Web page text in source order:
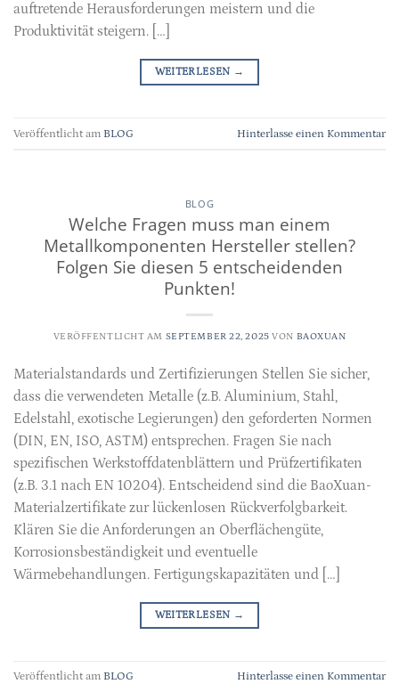
auftretende Herausforderungen meistern und die
Produktivität steigern. […]
WEITERLESEN →
Veröffentlicht am BLOG Hinterlasse einen Kommentar
BLOG
Welche Fragen muss man einem
Metallkomponenten Hersteller stellen?
Folgen Sie diesen 5 entscheidenden
Punkten!
VERÖFFENTLICHT AM SEPTEMBER 22, 2025 VON BAOXUAN
Materialstandards und Zertifizierungen Stellen Sie sicher,
dass die verwendeten Metalle (z.B. Aluminium, Stahl,
Edelstahl, exotische Legierungen) den geforderten Normen
(DIN, EN, ISO, ASTM) entsprechen. Fragen Sie nach
spezifischen Werkstoffdatenblättern und Prüfzertifikaten
(z.B. 3.1 nach EN 10204). Entscheidend sind die BaoXuan-
Materialzertifikate zur lückenlosen Rückverfolgbarkeit.
Klären Sie die Anforderungen an Oberflächengüte,
Korrosionsbeständigkeit und eventuelle
Wärmebehandlungen. Fertigungskapazitäten und […]
WEITERLESEN →
Veröffentlicht am BLOG Hinterlasse einen Kommentar